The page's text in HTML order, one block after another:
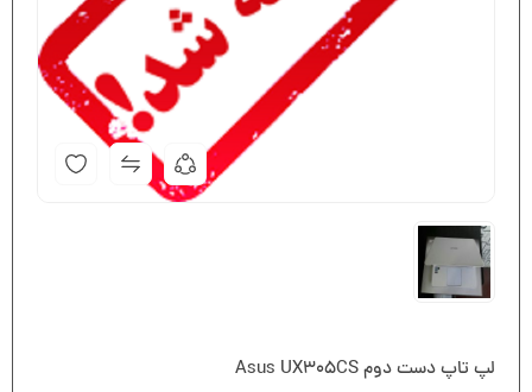
لپ تاپ دست دوم Asus UX305CS